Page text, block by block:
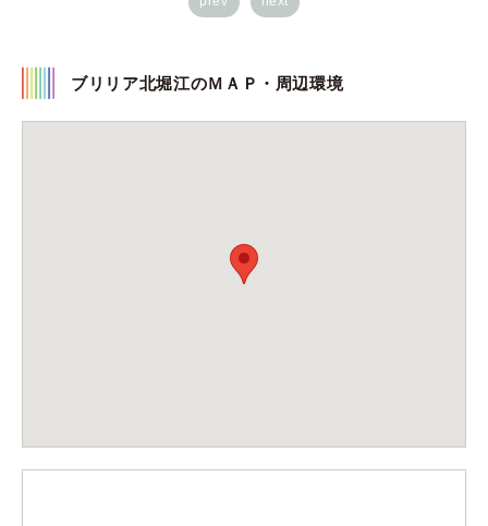
ブリリア北堀江のＭＡＰ・周辺環境